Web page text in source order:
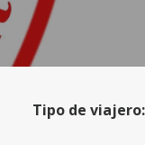
Tipo de viajero: